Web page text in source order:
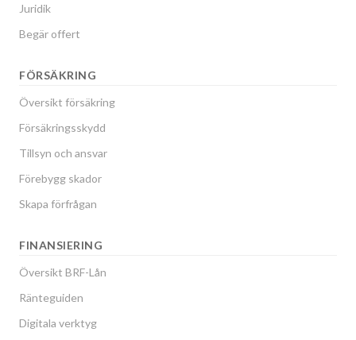
Juridik
Begär offert
FÖRSÄKRING
Översikt försäkring
Försäkringsskydd
Tillsyn och ansvar
Förebygg skador
Skapa förfrågan
FINANSIERING
Översikt BRF-Lån
Ränteguiden
Digitala verktyg